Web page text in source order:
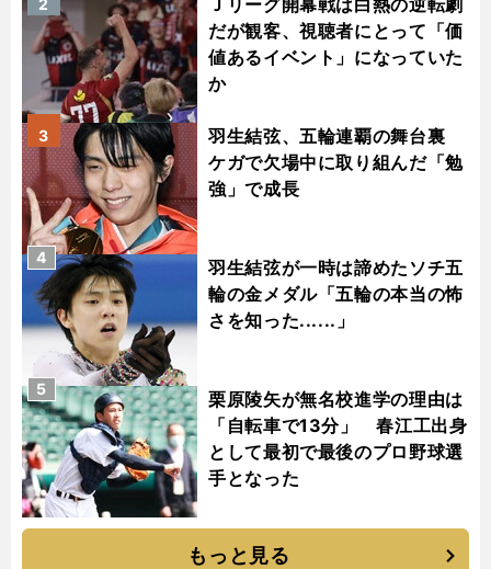
Ｊリーグ開幕戦は白熱の逆転劇
だが観客、視聴者にとって「価
値あるイベント」になっていた
か
2
羽生結弦、五輪連覇の舞台裏
ケガで欠場中に取り組んだ「勉
強」で成長
3
羽生結弦が一時は諦めたソチ五
輪の金メダル「五輪の本当の怖
さを知った......」
4
栗原陵矢が無名校進学の理由は
「自転車で13分」 春江工出身
として最初で最後のプロ野球選
手となった
5
もっと見る